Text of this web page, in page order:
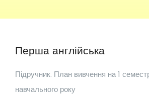
Перша англійська
Підручник. План вивчення на 1
навчального року